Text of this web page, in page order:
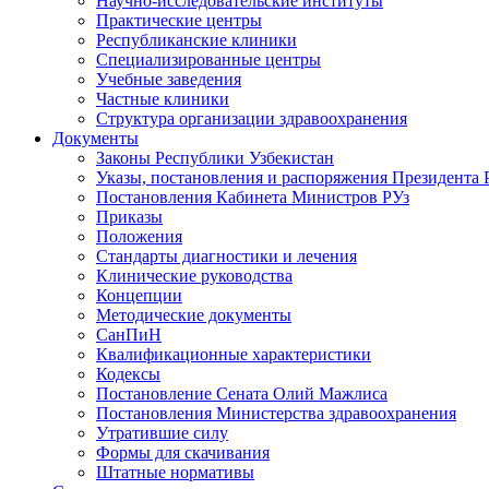
Практические центры
Республиканские клиники
Специализированные центры
Учебные заведения
Частные клиники
Структура организации здравоохранения
Документы
Законы Республики Узбекистан
Указы, постановления и распоряжения Президента
Постановления Кабинета Министров РУз
Приказы
Положения
Стандарты диагностики и лечения
Клинические руководства
Концепции
Методические документы
СанПиН
Квалификационные характеристики
Кодексы
Постановление Сената Олий Мажлиса
Постановления Министерства здравоохранения
Утратившие силу
Формы для скачивания
Штатные нормативы